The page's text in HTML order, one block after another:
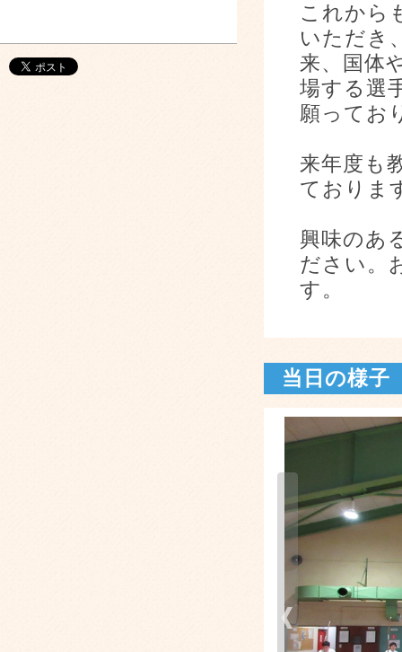
これから
いただき
来、国体
場する選
願ってお
来年度も
ておりま
興味のあ
ださい。
す。
当日の様子